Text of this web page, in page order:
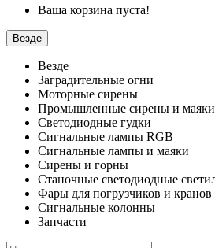
Ваша корзина пуста!
Везде
Везде
Заградительные огни
Моторные сирены
Промышленные сирены и маяки
Светодиодные гудки
Сигнальные лампы RGB
Сигнальные лампы и маяки
Сирены и горны
Станочные светодиодные
Фары для погрузчиков и кранов
Сигнальные колонны
Запчасти